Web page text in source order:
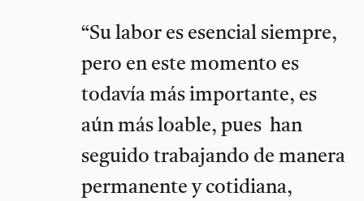
“Su labor es esencial siempre,
pero en este momento es
todavía más importante, es
aún más loable, pues han
seguido trabajando de manera
permanente y cotidiana,